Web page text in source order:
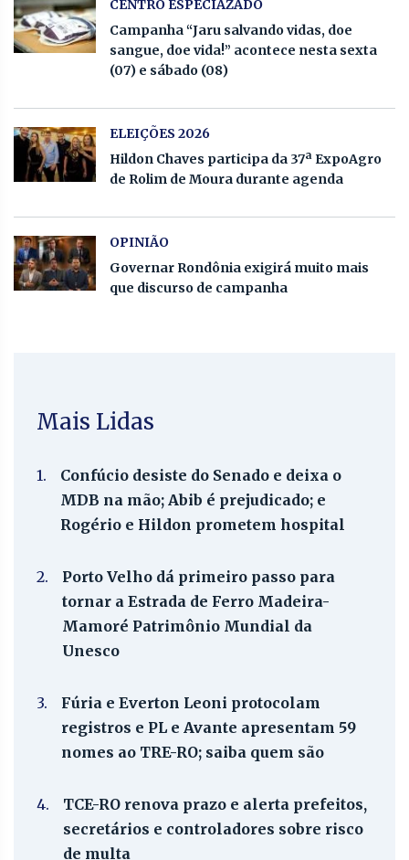
CENTRO ESPECIAZADO
Campanha “Jaru salvando vidas, doe
sangue, doe vida!” acontece nesta sexta
(07) e sábado (08)
ELEIÇÕES 2026
Hildon Chaves participa da 37ª ExpoAgro
de Rolim de Moura durante agenda
OPINIÃO
Governar Rondônia exigirá muito mais
que discurso de campanha
Mais Lidas
1.
Confúcio desiste do Senado e deixa o
MDB na mão; Abib é prejudicado; e
Rogério e Hildon prometem hospital
2.
Porto Velho dá primeiro passo para
tornar a Estrada de Ferro Madeira-
Mamoré Patrimônio Mundial da
Unesco
3.
Fúria e Everton Leoni protocolam
registros e PL e Avante apresentam 59
nomes ao TRE-RO; saiba quem são
4.
TCE-RO renova prazo e alerta prefeitos,
secretários e controladores sobre risco
de multa